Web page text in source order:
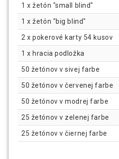
1 x žetón "small blind"
1 x žetón "big blind"
2 x pokerové karty 54 kusov
1 x hracia podložka
50 žetónov v sivej farbe
50 žetónov v červenej farbe
50 žetónov v modrej farbe
25 žetónov v zelenej farbe
25 žetónov v čiernej farbe